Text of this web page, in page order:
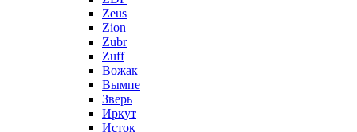
Zeus
Zion
Zubr
Zuff
Вожак
Вымпе
Зверь
Иркут
Исток